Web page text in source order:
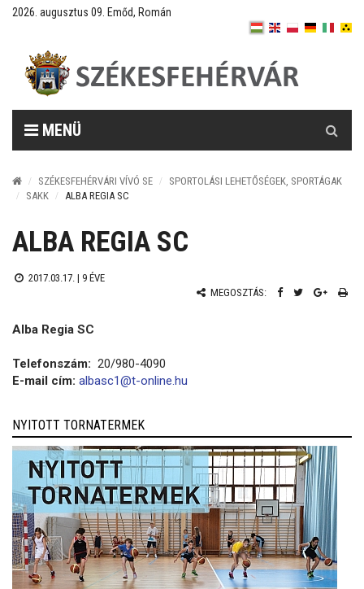
2026. augusztus 09. Emőd, Román
MENÜ
SZÉKESFEHÉRVÁRI VÍVÓ SE
SPORTOLÁSI LEHETŐSÉGEK, SPORTÁGAK
SAKK
ALBA REGIA SC
ALBA REGIA SC
2017.03.17. | 9 ÉVE
MEGOSZTÁS:
Alba Regia SC
Telefonszám: 20/980-4090
E-mail cím: albasc1@t-online.hu
NYITOTT TORNATERMEK